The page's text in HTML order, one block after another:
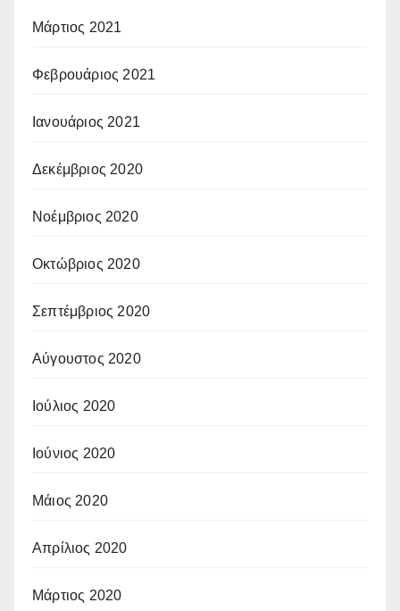
Μάρτιος 2021
Φεβρουάριος 2021
Ιανουάριος 2021
Δεκέμβριος 2020
Νοέμβριος 2020
Οκτώβριος 2020
Σεπτέμβριος 2020
Αύγουστος 2020
Ιούλιος 2020
Ιούνιος 2020
Μάιος 2020
Απρίλιος 2020
Μάρτιος 2020